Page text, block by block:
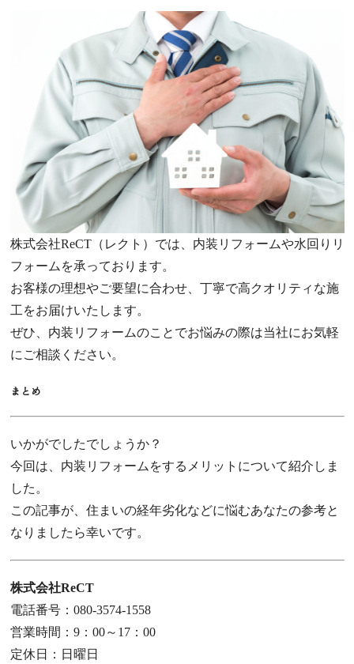
株式会社ReCT（レクト）では、内装リフォームや水回りリ
フォームを承っております。
お客様の理想やご要望に合わせ、丁寧で高クオリティな施
工をお届けいたします。
ぜひ、内装リフォームのことでお悩みの際は当社にお気軽
にご相談ください。
まとめ
いかがでしたでしょうか？
今回は、内装リフォームをするメリットについて紹介しま
した。
この記事が、住まいの経年劣化などに悩むあなたの参考と
なりましたら幸いです。
株式会社ReCT
電話番号：080-3574-1558
営業時間：9：00～17：00
定休日：日曜日